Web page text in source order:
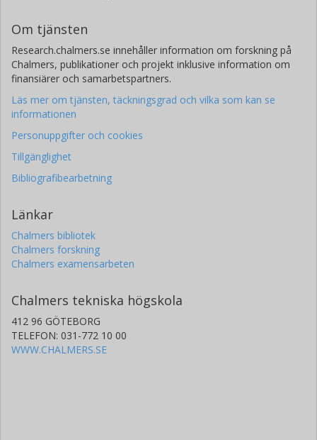
Om tjänsten
Research.chalmers.se innehåller information om forskning på
Chalmers, publikationer och projekt inklusive information om
finansiärer och samarbetspartners.
Läs mer om tjänsten, täckningsgrad och vilka som kan se
informationen
Personuppgifter och cookies
Tillgänglighet
Bibliografibearbetning
Länkar
Chalmers bibliotek
Chalmers forskning
Chalmers examensarbeten
Chalmers tekniska högskola
412 96 GÖTEBORG
TELEFON: 031-772 10 00
WWW.CHALMERS.SE